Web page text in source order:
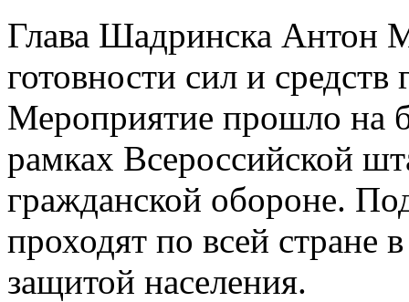
Глава Шадринска Антон
готовности сил и
Мероприятие прошло на
рамках Всероссийской
гражданской обороне.
проходят по всей стране
защитой населения.